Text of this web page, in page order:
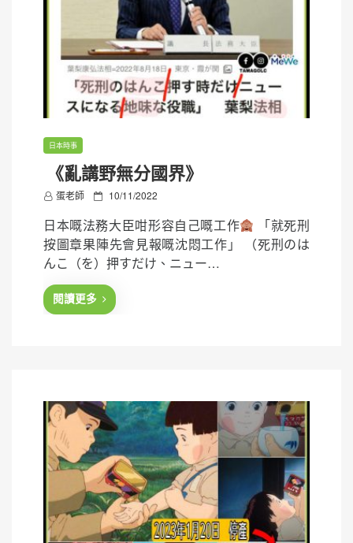
日本時事
《亂講野無分國界》
蛋老師
P
s
t
d
10/11/2022
日本嘅法務大臣咁形容自己嘅工作
「就死刑
按圖章果陣先會見報嘅沈悶工作」 （死刑のは
んこ（を）押すだけ、ニュー…
閱讀更多